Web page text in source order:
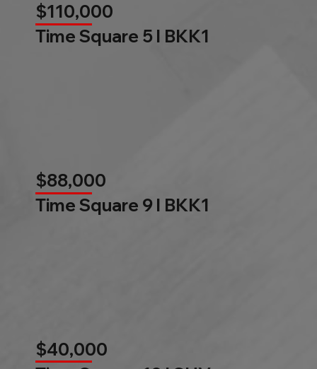
$110,000
Time Square 5 l BKK1
$88,000
Time Square 9 l BKK1
$40,000